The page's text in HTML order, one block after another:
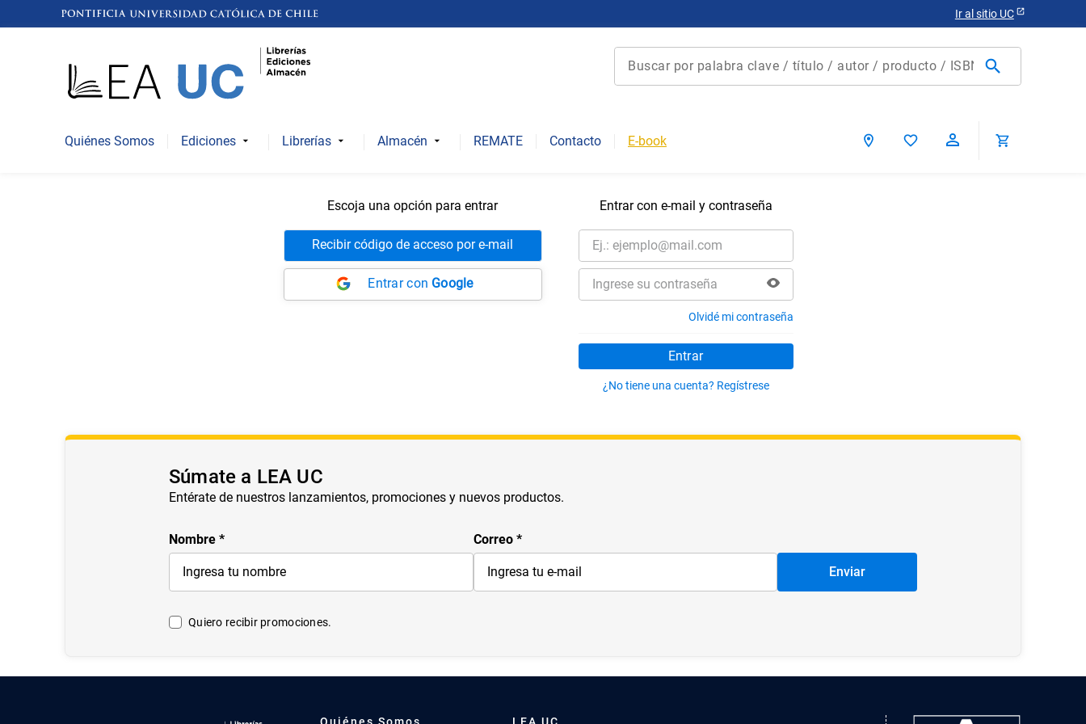
Ir al sitio UC
Buscar por palabra clave / título / autor / producto / ISBN
4 . reúso
5. arquitectura
6. historia república chile
7. historia chile
psicología
10. arte
Quiénes Somos Ediciones Librerías Almacén REMATE Contacto E-book
Escoja una opción para entrar
Recibir código de acceso por e-mail
Entrar con Google
Entrar con e-mail y contraseña
Olvidé mi contraseña
Entrar
¿No tiene una cuenta? Regístrese
Súmate a LEA UC
Entérate de nuestros lanzamientos, promociones y nuevos productos.
Nombre Correo
Enviar
Quiero recibir promociones.